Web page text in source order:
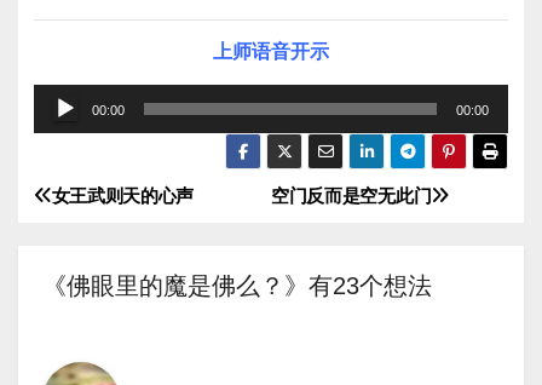
上师语音开示
频
放
00:00 00:00
文
导
航
空门反而是空无此门
女王武则天的心声
《佛眼里的魔是佛么？》有23个想法